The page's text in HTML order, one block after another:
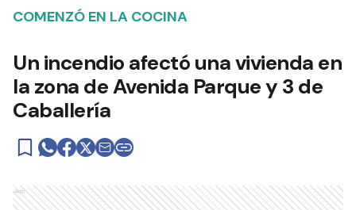
COMENZÓ EN LA COCINA
Un incendio afectó una vivienda en
la zona de Avenida Parque y 3 de
Caballería
Ads